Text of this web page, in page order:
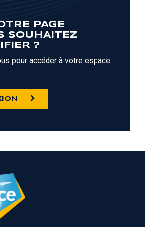
PAGE
SOUHAITEZ
?
pour accéder à votre espace